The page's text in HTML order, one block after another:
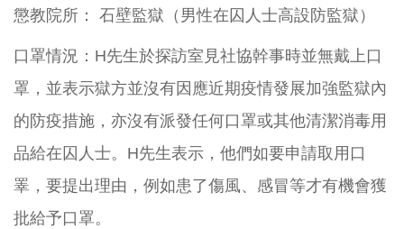
懲教院所： 石壁監獄（男性在囚人士高設防監獄）
口罩情況：H先生於探訪室見社協幹事時並無戴上口
罩，並表示獄方並沒有因應近期疫情發展加強監獄內
的防疫措施，亦沒有派發任何口罩或其他清潔消毒用
品給在囚人士。H先生表示，他們如要申請取用口
睪，要提出理由，例如患了傷風、感冒等才有機會獲
批給予口罩。